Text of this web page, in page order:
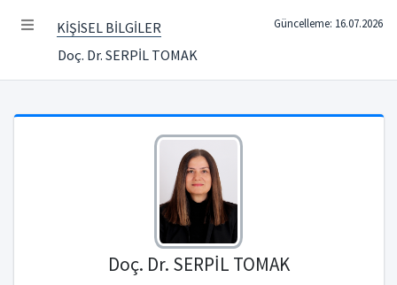
KİŞİSEL BİLGİLER
Doç. Dr. SERPİL TOMAK
Güncelleme: 16.07.2026
Doç. Dr. SERPİL TOMAK